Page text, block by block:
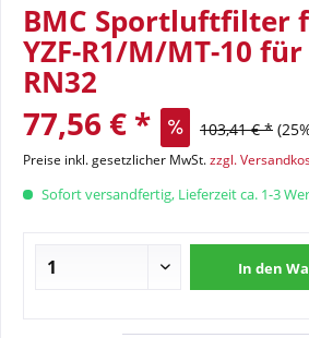
BMC Sportluftfilter
YZF-R1/M/MT-10 für
RN32
77,56 € * 103,41 € *
Preise inkl. gesetzlicher MwSt.zzgl.
Sofort versandfertig, Lieferzeit ca. 1-3
In den